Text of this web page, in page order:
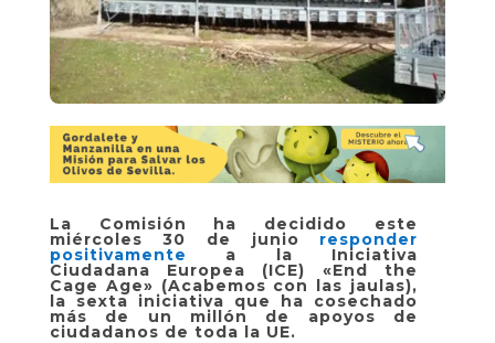
La Comisión ha decidido este
miércoles 30 de junio responder
positivamente a la Iniciativa
Ciudadana Europea (ICE) «End the
Cage Age» (Acabemos con las jaulas),
la sexta iniciativa que ha cosechado
más de un millón de apoyos de
ciudadanos de toda la UE.